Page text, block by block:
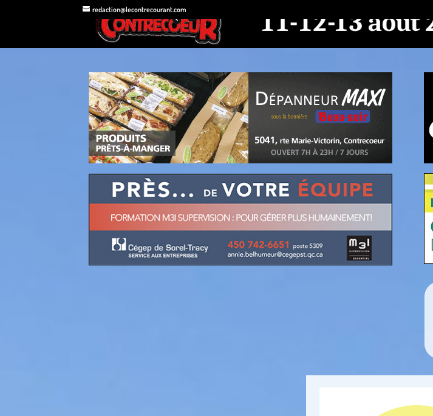
redaction@lecontrecourant.com